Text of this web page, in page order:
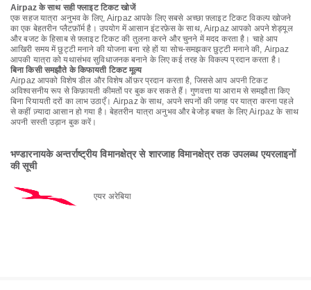
Airpaz के साथ सही फ्लाइट टिकट खोजें
एक सहज यात्रा अनुभव के लिए, Airpaz आपके लिए सबसे अच्छा फ़्लाइट टिकट विकल्प खोजने
का एक बेहतरीन प्लैटफ़ॉर्म है। उपयोग में आसान इंटरफ़ेस के साथ, Airpaz आपको अपने शेड्यूल
और बजट के हिसाब से फ़्लाइट टिकट की तुलना करने और चुनने में मदद करता है। चाहे आप
आखिरी समय में छुट्टी मनाने की योजना बना रहे हों या सोच-समझकर छुट्टी मनाने की, Airpaz
आपकी यात्रा को यथासंभव सुविधाजनक बनाने के लिए कई तरह के विकल्प प्रदान करता है।
बिना किसी समझौते के किफायती टिकट मूल्य
Airpaz आपको विशेष डील और विशेष ऑफ़र प्रदान करता है, जिससे आप अपनी टिकट
अविश्वसनीय रूप से किफ़ायती कीमतों पर बुक कर सकते हैं। गुणवत्ता या आराम से समझौता किए
बिना रियायती दरों का लाभ उठाएँ। Airpaz के साथ, अपने सपनों की जगह पर यात्रा करना पहले
से कहीं ज़्यादा आसान हो गया है। बेहतरीन यात्रा अनुभव और बेजोड़ बचत के लिए Airpaz के साथ
अपनी सस्ती उड़ान बुक करें।
भण्डारनायके अन्तर्राष्ट्रीय विमानक्षेत्र से शारजाह विमानक्षेत्र तक उपलब्ध एयरलाइनों
की सूची
एयर अरेबिया